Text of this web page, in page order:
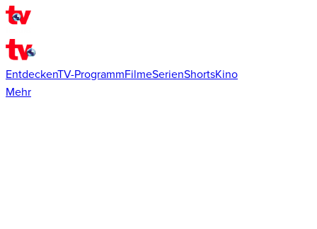
EntdeckenTV-ProgrammFilmeSerienShortsKino
Mehr